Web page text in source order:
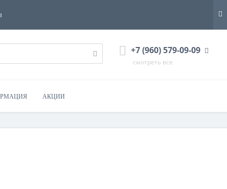
+7 (960) 579-09-09
смотреть все
АКЦИИ